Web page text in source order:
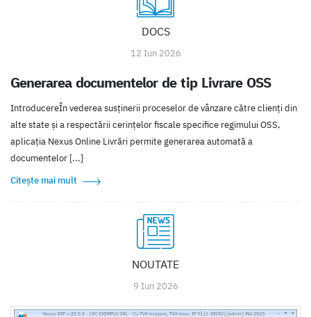
DOCS
12 Iun 2026
Generarea documentelor de tip Livrare OSS
IntroducereÎn vederea susținerii proceselor de vânzare către clienți din
alte state și a respectării cerințelor fiscale specifice regimului OSS,
aplicația Nexus Online Livrări permite generarea automată a
documentelor [...]
Citește mai mult
NOUTATE
9 Iun 2026